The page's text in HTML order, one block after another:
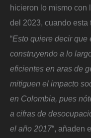
hicieron lo mismo con
del 2023, cuando esta
“Esto quiere decir que
construyendo a lo
eficientes en aras de
mitiguen el impacto
en Colombia, pues
a cifras de
el año 2017“, añaden